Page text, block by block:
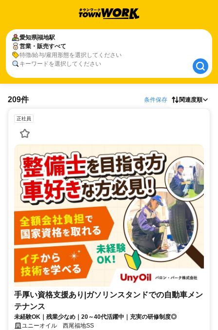
愛知県福地駅
営業・販売すべて
特徴/給与/雇用形態を選択してください
キーワードを選択してください
愛知県福地駅
営業・販売すべて
209件 条件保存 関連度順
正社員
手厚い資格支援あり|ガソリンスタンドでの自動車メン
テナンス
未経験OK｜残業少なめ｜20～40代活躍中｜充実の研修制度◎
ユニーオイル 西尾福地SS